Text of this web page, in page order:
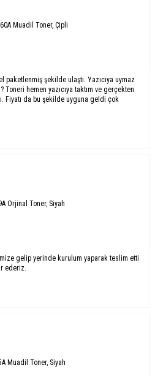
Muadil Toner, Çipli
şekilde ulaştı. Yazıcıya uymaz
hemen yazıcıya taktım ve gerçekten
Fiyatı da bu şekilde uyguna geldi çok
Orjinal Toner, Siyah
gelip yerinde kurulum yaparak teslim etti
ederiz.
Muadil Toner, Siyah